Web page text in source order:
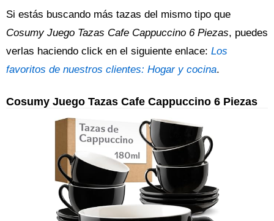
Si estás buscando más tazas del mismo tipo que
Cosumy Juego Tazas Cafe Cappuccino 6 Piezas, puedes
verlas haciendo click en el siguiente enlace: Los
favoritos de nuestros clientes: Hogar y cocina.
Cosumy Juego Tazas Cafe Cappuccino 6 Piezas